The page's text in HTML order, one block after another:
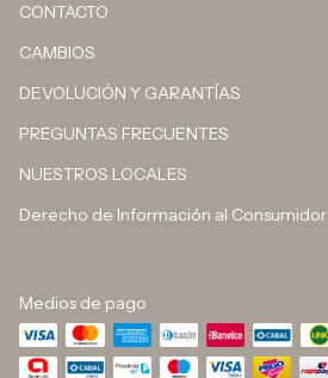
CONTACTO
CAMBIOS
DEVOLUCIÓN Y GARANTÍAS
PREGUNTAS FRECUENTES
NUESTROS LOCALES
Derecho de Información al Consumidor
Medios de pago